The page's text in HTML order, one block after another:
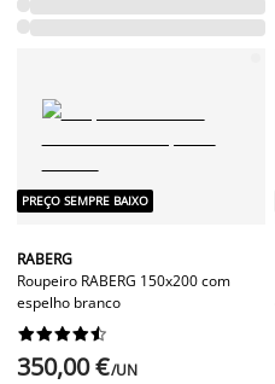
PREÇO SEMPRE BAIXO
RABERG
Roupeiro RABERG 150x200 com
espelho branco






350,00 €/UN